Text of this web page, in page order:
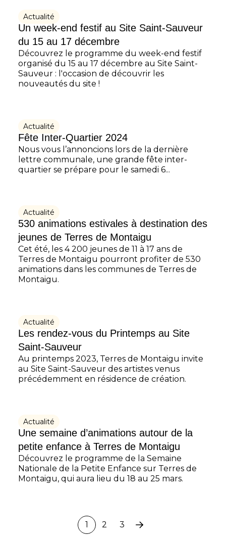
Actualité
Un week-end festif au Site Saint-Sauveur
du 15 au 17 décembre
Découvrez le programme du week-end festif
organisé du 15 au 17 décembre au Site Saint-
Sauveur : l'occasion de découvrir les
nouveautés du site !
Actualité
Fête Inter-Quartier 2024
Nous vous l’annoncions lors de la dernière
lettre communale, une grande fête inter-
quartier se prépare pour le samedi 6...
Actualité
530 animations estivales à destination des
jeunes de Terres de Montaigu
Cet été, les 4 200 jeunes de 11 à 17 ans de
Terres de Montaigu pourront profiter de 530
animations dans les communes de Terres de
Montaigu.
Actualité
Les rendez-vous du Printemps au Site
Saint-Sauveur
Au printemps 2023, Terres de Montaigu invite
au Site Saint-Sauveur des artistes venus
précédemment en résidence de création.
Actualité
Une semaine d’animations autour de la
petite enfance à Terres de Montaigu
Découvrez le programme de la Semaine
Nationale de la Petite Enfance sur Terres de
Montaigu, qui aura lieu du 18 au 25 mars.
1 2 3
Page